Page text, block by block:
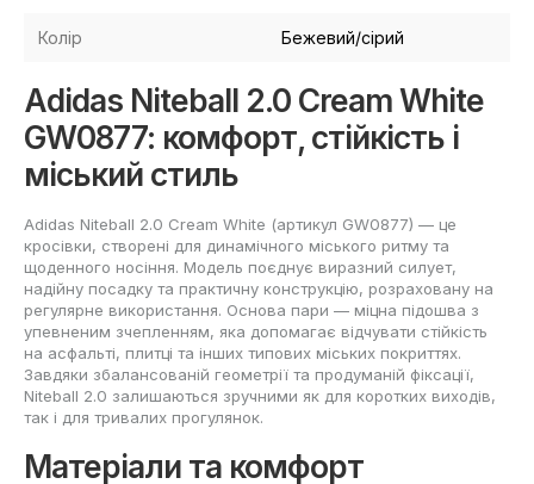
Колір Бежевий/сірий
Adidas Niteball 2.0 Cream White
GW0877: комфорт, стійкість і
міський стиль
Adidas Niteball 2.0 Cream White (артикул GW0877) — це
кросівки, створені для динамічного міського ритму та
щоденного носіння. Модель поєднує виразний силует,
надійну посадку та практичну конструкцію, розраховану на
регулярне використання. Основа пари — міцна підошва з
упевненим зчепленням, яка допомагає відчувати стійкість
на асфальті, плитці та інших типових міських покриттях.
Завдяки збалансованій геометрії та продуманій фіксації,
Niteball 2.0 залишаються зручними як для коротких виходів,
так і для тривалих прогулянок.
Матеріали та комфорт